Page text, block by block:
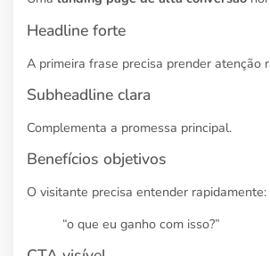
Headline forte
A primeira frase precisa prender atenção
Subheadline clara
Complementa a promessa principal.
Benefícios objetivos
O visitante precisa entender rapidamente:
“o que eu ganho com isso?”